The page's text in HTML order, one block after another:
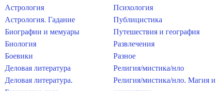
Астрология
Астрология. Гадание
Биографии и мемуары
Биология
Боевики
Деловая литература
Деловая литература.
Психология
Публицистика
Путешествия и география
Развлечения
Разное
Религия/мистика/нло
Религия/мистика/нло. Магия и